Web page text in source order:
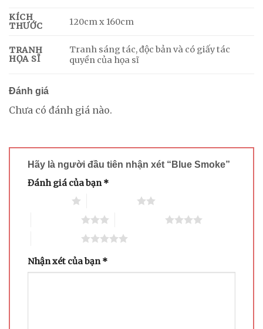
KÍCH
THƯỚC
120cm x 160cm
TRANH
HỌA SĨ
Tranh sáng tác, độc bản và có giấy tác
quyền của họa sĩ
Đánh giá
Chưa có đánh giá nào.
Hãy là người đầu tiên nhận xét “Blue Smoke”
Đánh giá của bạn*
Nhận xét của bạn*